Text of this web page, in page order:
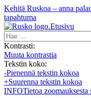
Kehitä Ruskoa – anna
tapahtuma
Etusivu
Hae:
Kontrasti:
Muuta kontrastia
Tekstin koko:
-Pienennä tekstin kokoa
+Suurenna tekstin kokoa
INFOTietoa zoomauksesta